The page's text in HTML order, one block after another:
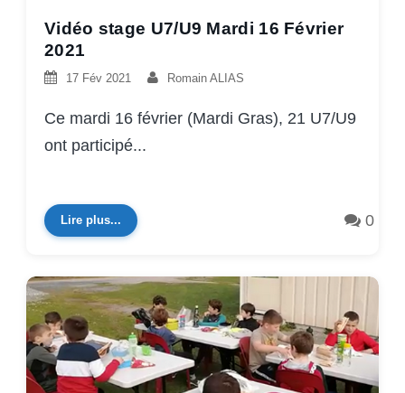
Vidéo stage U7/U9 Mardi 16 Février
2021
17 Fév 2021 Romain ALIAS
Ce mardi 16 février (Mardi Gras), 21 U7/U9
ont participé...
Lire plus... 0